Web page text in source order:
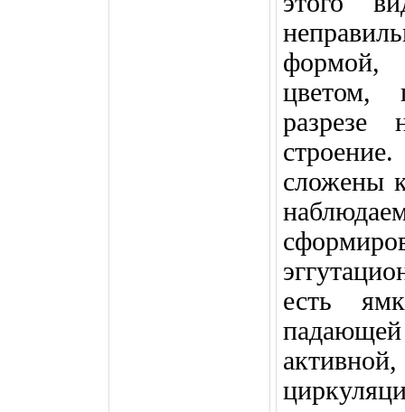
формой,
цветом,
разрезе
сложены
есть